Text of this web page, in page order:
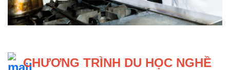
CHƯƠNG TRÌNH DU HỌC NGHỀ